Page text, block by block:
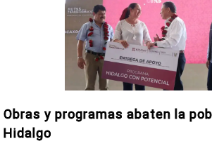
Obras y programas abaten la
Hidalgo